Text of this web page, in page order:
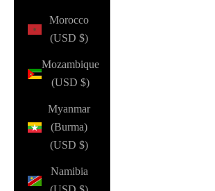
Morocco
(USD $)
Mozambique
(USD $)
Myanmar
(Burma)
(USD $)
Namibia